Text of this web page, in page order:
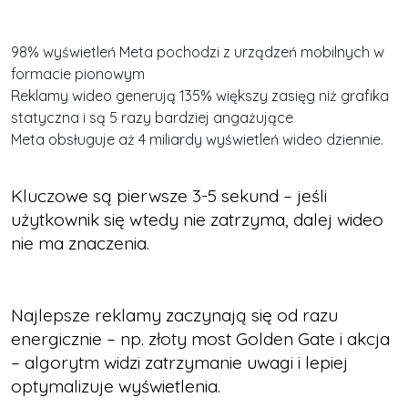
98% wyświetleń Meta pochodzi z urządzeń mobilnych w
formacie pionowym
Reklamy wideo generują 135% większy zasięg niż grafika
statyczna i są 5 razy bardziej angażujące
Meta obsługuje aż 4 miliardy wyświetleń wideo dziennie.
Kluczowe są pierwsze 3-5 sekund – jeśli
użytkownik się wtedy nie zatrzyma, dalej wideo
nie ma znaczenia.
Najlepsze reklamy zaczynają się od razu
energicznie – np. złoty most Golden Gate i akcja
– algorytm widzi zatrzymanie uwagi i lepiej
optymalizuje wyświetlenia.